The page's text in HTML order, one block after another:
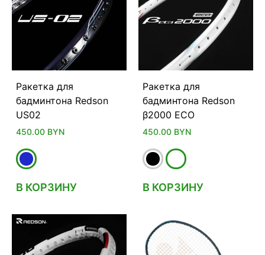
Ракетка для
бадминтона Redson
US02
450.00 BYN
В КОРЗИНУ
Ракетка для
бадминтона Redson
β2000 ECO
450.00 BYN
В КОРЗИНУ